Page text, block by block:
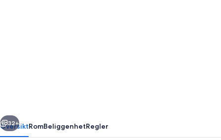
Neste
32+
OversiktRomBeliggenhetRegler